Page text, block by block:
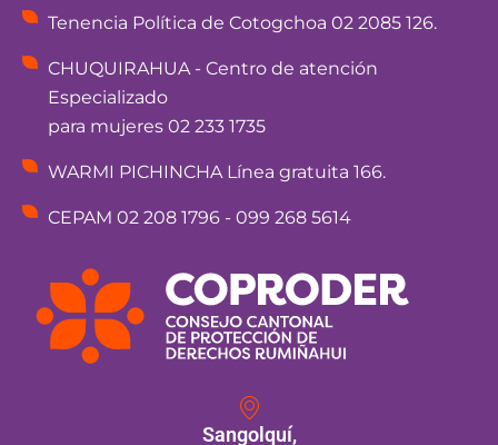
Tenencia Política de Cotogchoa 02 2085 126.
CHUQUIRAHUA - Centro de atención
Especializado
para mujeres 02 233 1735
WARMI PICHINCHA Línea gratuita 166.
CEPAM 02 208 1796 - 099 268 5614
Sangolquí,